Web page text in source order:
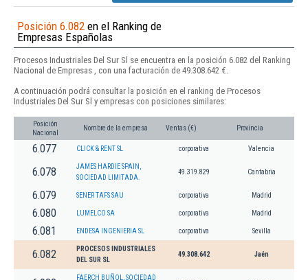
Posición 6.082 en el Ranking de
Empresas Españolas
Procesos Industriales Del Sur Sl se encuentra en la posición 6.082 del Ranking
Nacional de Empresas , con una facturación de 49.308.642 €.
A continuación podrá consultar la posición en el ranking de Procesos
Industriales Del Sur Sl y empresas con posiciones similares:
Posición
Nacional
Nombre de la empresa Ventas (€) Provincia
6.077 CLICK & RENT SL corporativa Valencia
6.078
JAMES HARDIE SPAIN,
SOCIEDAD LIMITADA.
49.319.829 Cantabria
6.079 SENER TAFS SAU corporativa Madrid
6.080 LUMELCO SA corporativa Madrid
6.081 ENDESA INGENIERIA SL corporativa Sevilla
6.082
PROCESOS INDUSTRIALES
DEL SUR SL
49.308.642 Jaén
FAERCH BUÑOL, SOCIEDAD